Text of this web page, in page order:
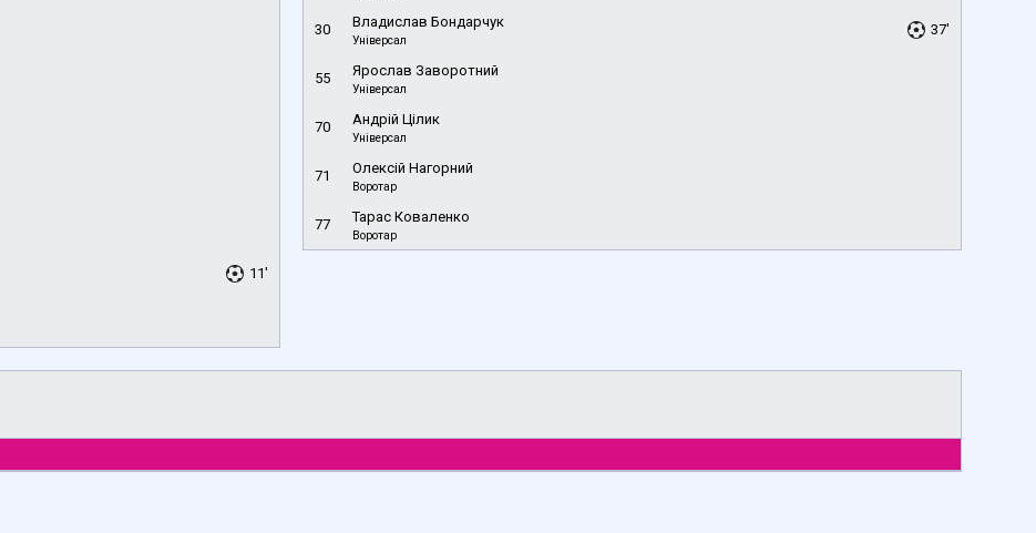
11'
30 Владислав Бондарчук
Універсал
37'
55 Ярослав Заворотний
Універсал
70 Андрій Цілик
Універсал
71 Олексій Нагорний
Воротар
77 Тарас Коваленко
Воротар